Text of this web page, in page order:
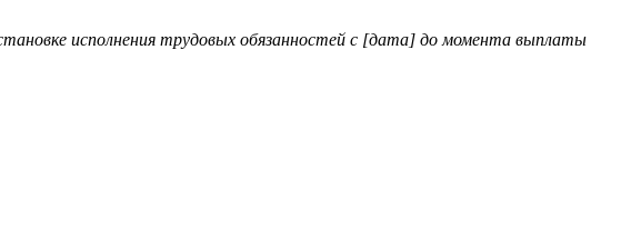
исполнения трудовых обязанностей с [дата] до момента выплаты